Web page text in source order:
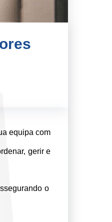
equipa com
gerir e
o